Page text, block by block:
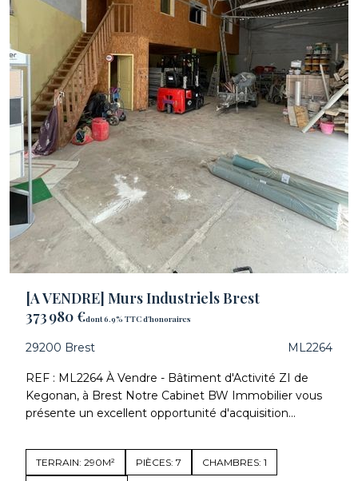
[A VENDRE] Murs Industriels Brest
373 980 €dont 6.9% TTC d'honoraires
29200 Brest ML2264
REF : ML2264 À Vendre - Bâtiment d'Activité ZI de
Kegonan, à Brest Notre Cabinet BW Immobilier vous
présente un excellent opportunité d'acquisition...
TERRAIN: 290M² PIÈCES: 7 CHAMBRES: 1